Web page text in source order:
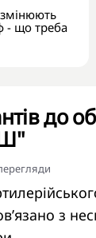
змінюють
- що треба
до
з